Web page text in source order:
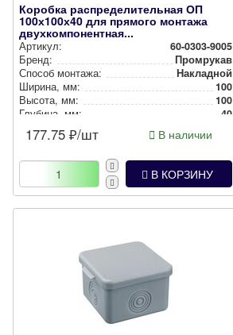
Коробка распределительная ОП
100х100х40 для прямого монтажа
двухкомпонентная...
Артикул:
60-0303-9005
Бренд:
Промрукав
Способ монтажа:
Накладной
Ширина, мм:
100
Высота, мм:
100
Глубина, мм:
40
Степень защиты:
Цвет:
Черный
177.75 ₽/шт В наличии
В КОРЗИНУ